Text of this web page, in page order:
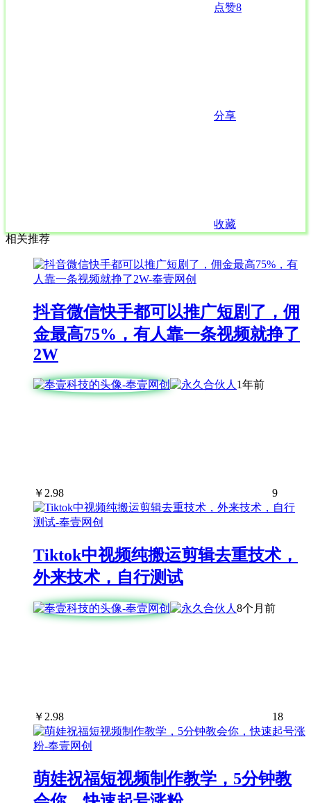
点赞8
分享
收藏
相关推荐
抖音微信快手都可以推广短剧了，佣
金最高75%，有人靠一条视频就挣了
2W
1年前
￥ 2.98 9
Tiktok中视频纯搬运剪辑去重技术，
外来技术，自行测试
8个月前
￥2.98 18
萌娃祝福短视频制作教学，5分钟教